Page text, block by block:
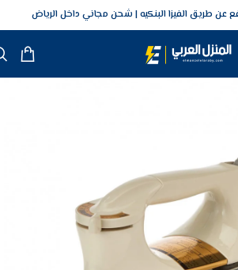
شحن مجاني داخل الرياض